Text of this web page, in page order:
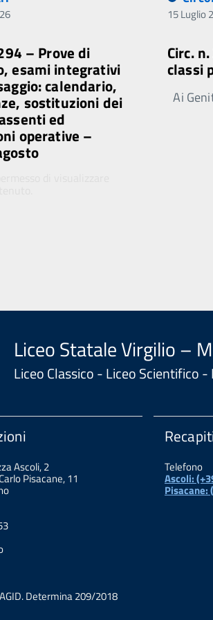
– Prove di
esami integrativi
calendario,
sostituzioni dei
ed
operative –
15 Luglio
Circ.
classi
Ai
Liceo Statale Virgilio –
Liceo Classico - Liceo Scientifico
Ascoli, 2
Pisacane, 11
Determina 209/2018
Telefono
Ascoli:
Pisacane: